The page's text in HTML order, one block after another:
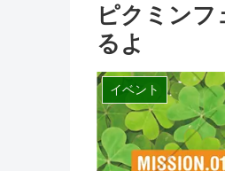
ピクミン
るよ
イベント